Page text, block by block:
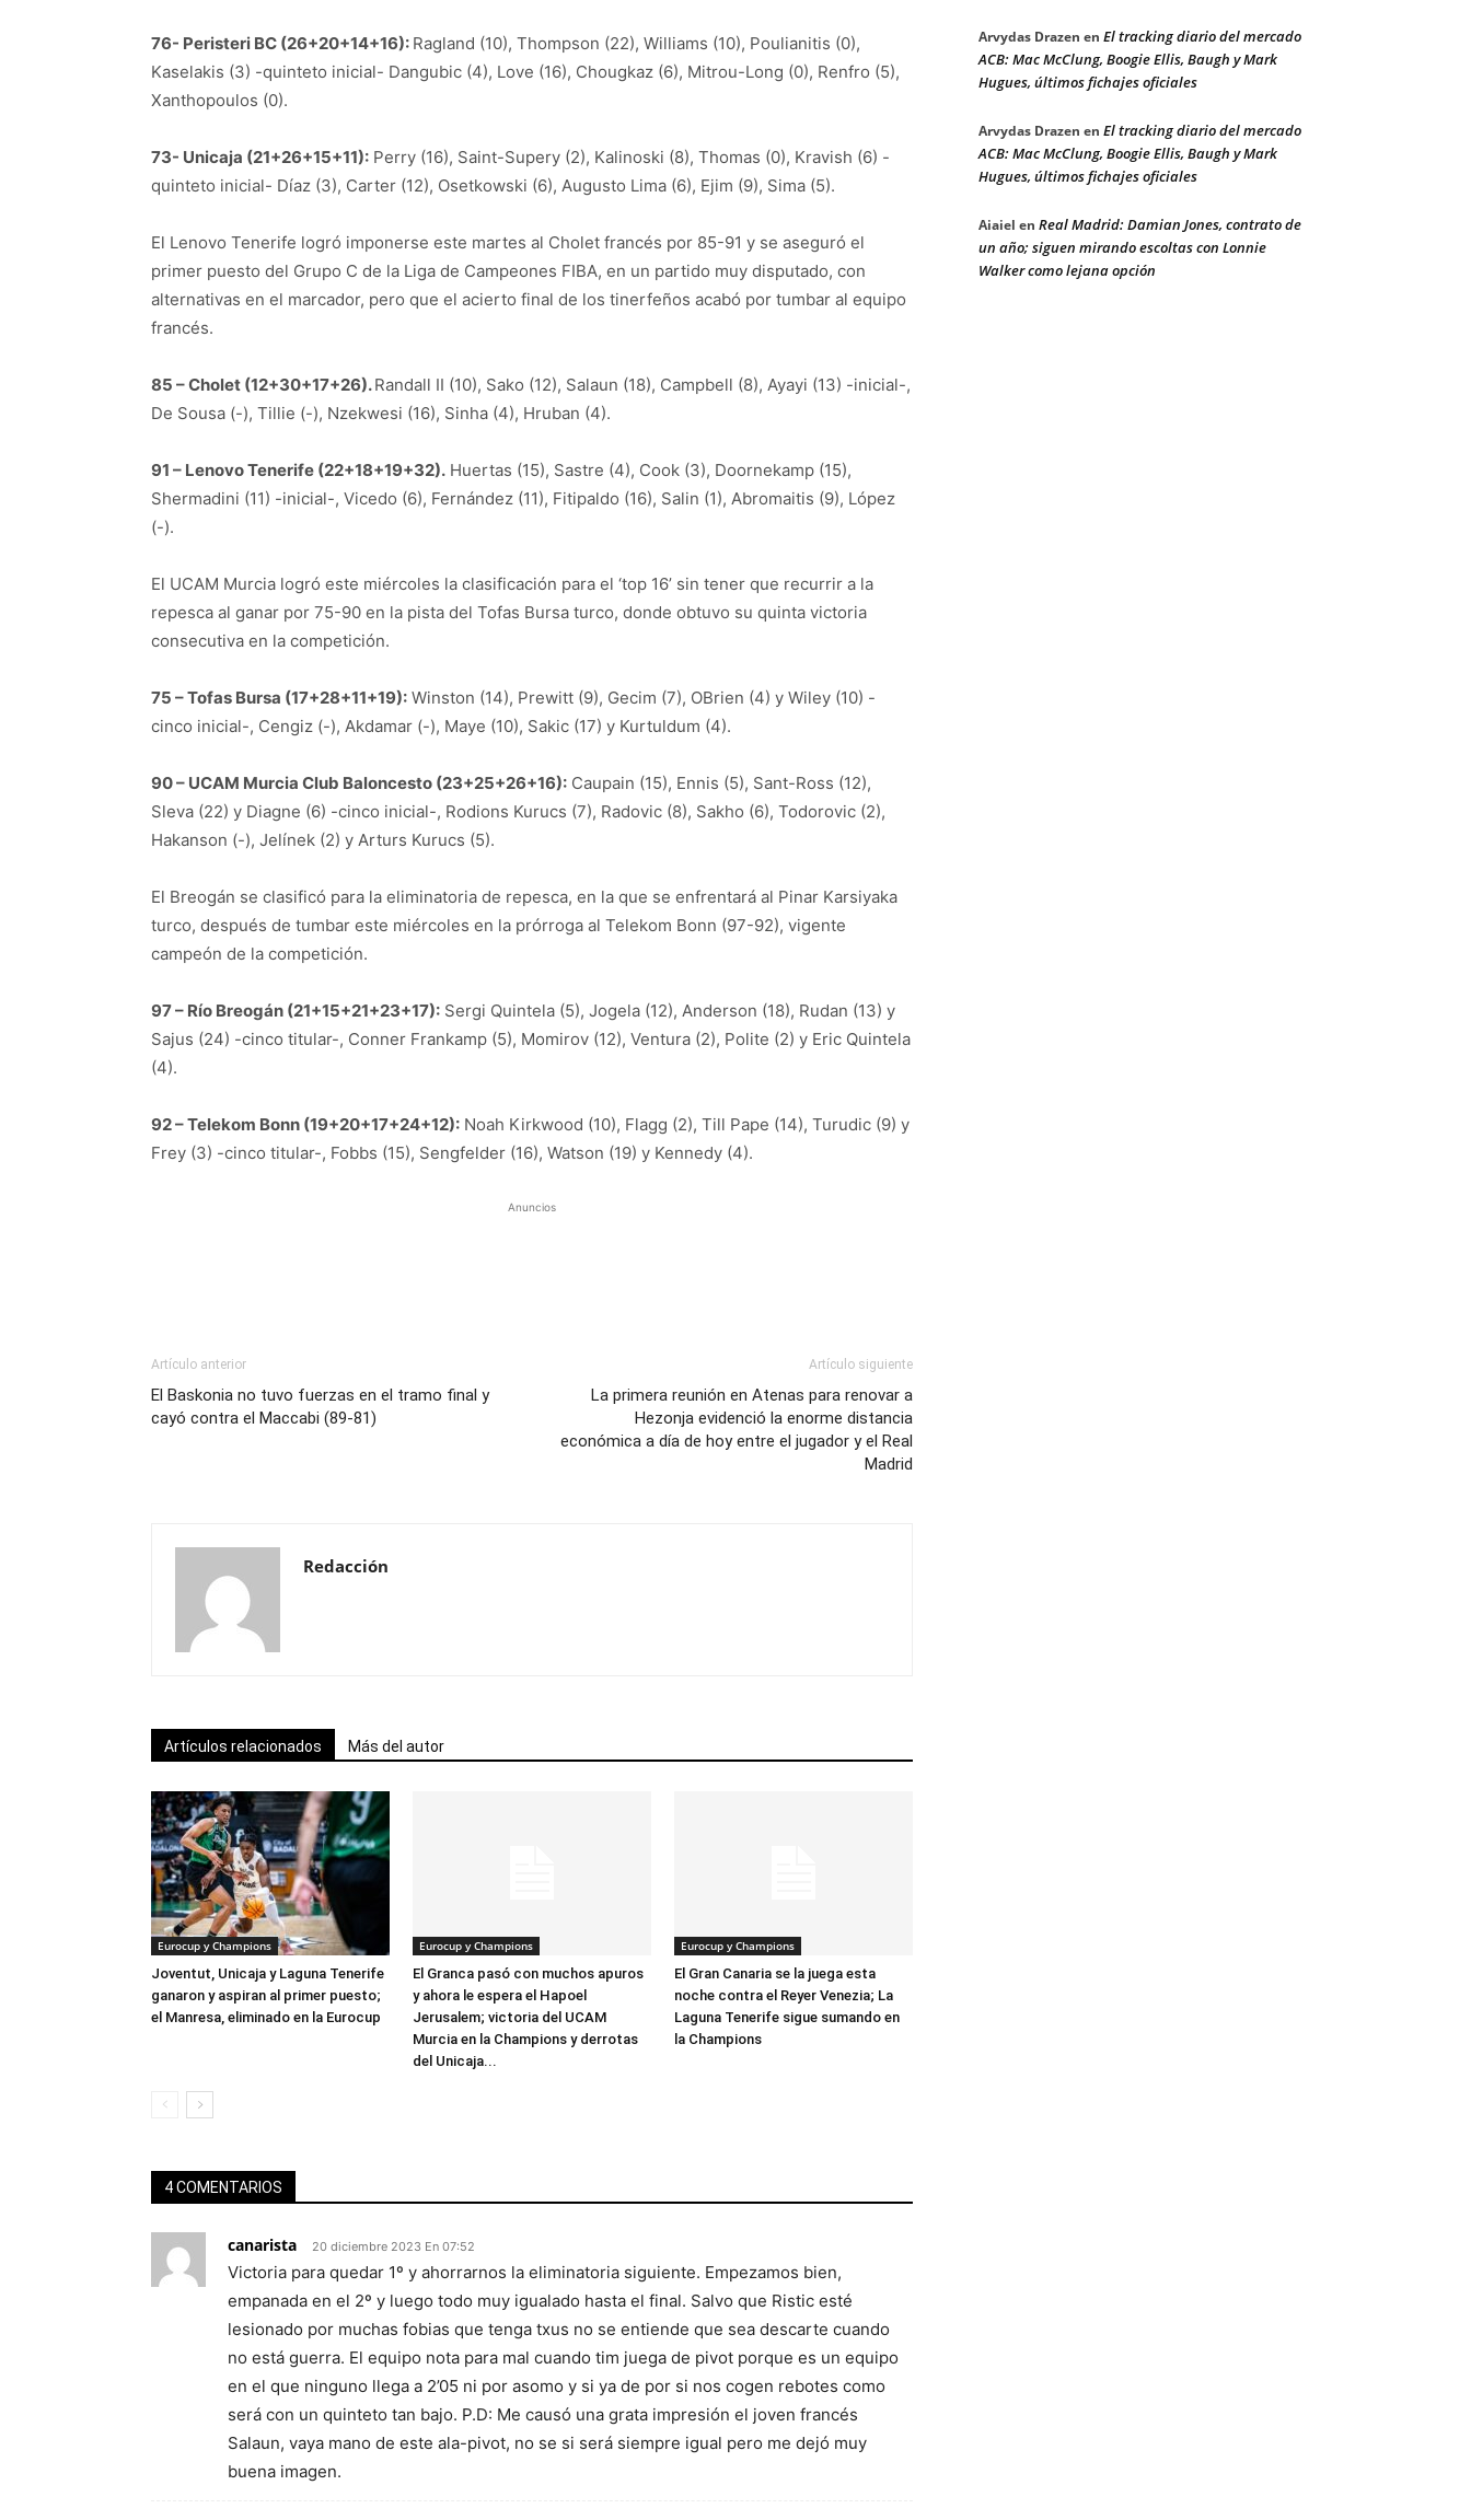
76- Peristeri BC (26+20+14+16): Ragland (10), Thompson (22), Williams (10), Poulianitis (0),
Kaselakis (3) -quinteto inicial- Dangubic (4), Love (16), Chougkaz (6), Mitrou-Long (0), Renfro (5),
Xanthopoulos (0).
73- Unicaja (21+26+15+11): Perry (16), Saint-Supery (2), Kalinoski (8), Thomas (0), Kravish (6) -
quinteto inicial- Díaz (3), Carter (12), Osetkowski (6), Augusto Lima (6), Ejim (9), Sima (5).
El Lenovo Tenerife logró imponerse este martes al Cholet francés por 85-91 y se aseguró el
primer puesto del Grupo C de la Liga de Campeones FIBA, en un partido muy disputado, con
alternativas en el marcador, pero que el acierto final de los tinerfeños acabó por tumbar al equipo
francés.
85 – Cholet (12+30+17+26).Randall II (10), Sako (12), Salaun (18), Campbell (8), Ayayi (13) -inicial-,
De Sousa (-), Tillie (-), Nzekwesi (16), Sinha (4), Hruban (4).
91 – Lenovo Tenerife (22+18+19+32). Huertas (15), Sastre (4), Cook (3), Doornekamp (15),
Shermadini (11) -inicial-, Vicedo (6), Fernández (11), Fitipaldo (16), Salin (1), Abromaitis (9), López
(-).
El UCAM Murcia logró este miércoles la clasificación para el ‘top 16’ sin tener que recurrir a la
repesca al ganar por 75-90 en la pista del Tofas Bursa turco, donde obtuvo su quinta victoria
consecutiva en la competición.
75 – Tofas Bursa (17+28+11+19): Winston (14), Prewitt (9), Gecim (7), OBrien (4) y Wiley (10) -
cinco inicial-, Cengiz (-), Akdamar (-), Maye (10), Sakic (17) y Kurtuldum (4).
90 – UCAM Murcia Club Baloncesto (23+25+26+16): Caupain (15), Ennis (5), Sant-Ross (12),
Sleva (22) y Diagne (6) -cinco inicial-, Rodions Kurucs (7), Radovic (8), Sakho (6), Todorovic (2),
Hakanson (-), Jelínek (2) y Arturs Kurucs (5).
El Breogán se clasificó para la eliminatoria de repesca, en la que se enfrentará al Pinar Karsiyaka
turco, después de tumbar este miércoles en la prórroga al Telekom Bonn (97-92), vigente
campeón de la competición.
97 – Río Breogán (21+15+21+23+17): Sergi Quintela (5), Jogela (12), Anderson (18), Rudan (13) y
Sajus (24) -cinco titular-, Conner Frankamp (5), Momirov (12), Ventura (2), Polite (2) y Eric Quintela
(4).
92 – Telekom Bonn (19+20+17+24+12): Noah Kirkwood (10), Flagg (2), Till Pape (14), Turudic (9) y
Frey (3) -cinco titular-, Fobbs (15), Sengfelder (16), Watson (19) y Kennedy (4).
Anuncios
Artículo anterior
El Baskonia no tuvo fuerzas en el tramo final y
cayó contra el Maccabi (89-81)
Artículo siguiente
La primera reunión en Atenas para renovar a
Hezonja evidenció la enorme distancia
económica a día de hoy entre el jugador y el Real
Madrid
Redacción
Artículos relacionados Más del autor
Eurocup y Champions
Joventut, Unicaja y Laguna Tenerife
ganaron y aspiran al primer puesto;
el Manresa, eliminado en la Eurocup
Eurocup y Champions
El Granca pasó con muchos apuros
y ahora le espera el Hapoel
Jerusalem; victoria del UCAM
Murcia en la Champions y derrotas
del Unicaja...
Eurocup y Champions
El Gran Canaria se la juega esta
noche contra el Reyer Venezia; La
Laguna Tenerife sigue sumando en
la Champions
4 COMENTARIOS
canarista 20 diciembre 2023 En 07:52
Victoria para quedar 1º y ahorrarnos la eliminatoria siguiente. Empezamos bien,
empanada en el 2º y luego todo muy igualado hasta el final. Salvo que Ristic esté
lesionado por muchas fobias que tenga txus no se entiende que sea descarte cuando
no está guerra. El equipo nota para mal cuando tim juega de pivot porque es un equipo
en el que ninguno llega a 2’05 ni por asomo y si ya de por si nos cogen rebotes como
será con un quinteto tan bajo. P.D: Me causó una grata impresión el joven francés
Salaun, vaya mano de este ala-pivot, no se si será siempre igual pero me dejó muy
buena imagen.
Arvydas Drazen en El tracking diario del mercado
ACB: Mac McClung, Boogie Ellis, Baugh y Mark
Hugues, últimos fichajes oficiales
Arvydas Drazen en El tracking diario del mercado
ACB: Mac McClung, Boogie Ellis, Baugh y Mark
Hugues, últimos fichajes oficiales
Aiaiel en Real Madrid: Damian Jones, contrato de
un año; siguen mirando escoltas con Lonnie
Walker como lejana opción